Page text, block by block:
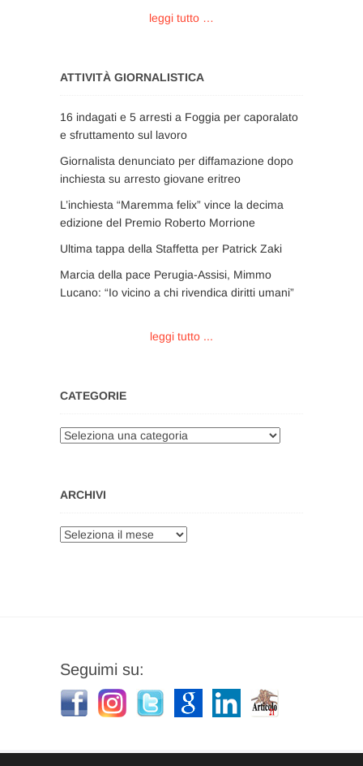
leggi tutto …
ATTIVITÀ GIORNALISTICA
16 indagati e 5 arresti a Foggia per caporalato
e sfruttamento sul lavoro
Giornalista denunciato per diffamazione dopo
inchiesta su arresto giovane eritreo
L’inchiesta “Maremma felix” vince la decima
edizione del Premio Roberto Morrione
Ultima tappa della Staffetta per Patrick Zaki
Marcia della pace Perugia-Assisi, Mimmo
Lucano: “Io vicino a chi rivendica diritti umani”
leggi tutto ...
CATEGORIE
Categorie
ARCHIVI
Archivi
Seguimi su: